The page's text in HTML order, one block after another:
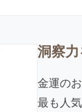
洞察
金運の
最も人